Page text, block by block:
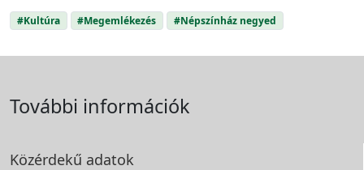
#Kultúra #Megemlékezés #Népszínház negyed
További információk
Közérdekű adatok